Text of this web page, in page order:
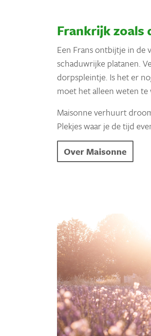
Frankrijk zoals
Een Frans ontbijtje in de
schaduwrijke platanen.
dorpspleintje. Is het er
moet het alleen weten te
Maisonne verhuurt
Plekjes waar je de tijd
Over Maisonne